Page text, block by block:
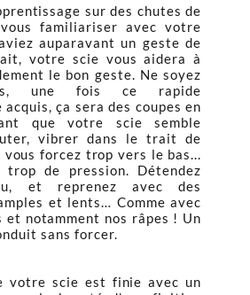
sur des chutes de
familiariser avec votre
auparavant un geste de
votre scie vous aidera à
le bon geste. Ne soyez
une fois ce rapide
ça sera des coupes en
que votre scie semble
vibrer dans le trait de
vous forcez trop vers le bas...
trop de pression. Détendez
et reprenez avec des
et lents… Comme avec
notamment nos râpes ! Un
sans forcer.
votre scie est finie avec un